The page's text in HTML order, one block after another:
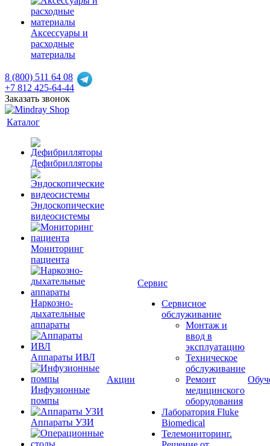
Аксессуары и
расходные
материалы
8 (800) 511 64 08
+7 812 425-64-44
Заказать звонок
Каталог
Дефибрилляторы
Эндоскопические
видеосистемы
Мониторинг
пациента
Наркозно-
дыхательные
аппараты
Аппараты ИВЛ
Инфузионные
помпы
Аппараты УЗИ
Акции
Сервис
Сервисное
обслуживание
Монтаж и
ввод в
эксплуатацию
Техническое
обслуживание
Ремонт
медицинского
оборудования
Лаборатория Fluke
Biomedical
Телемониторинг.